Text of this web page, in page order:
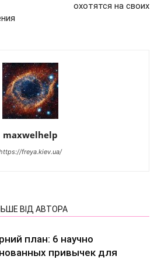
охотятся на своих
maxwelhelp
freya.kiev.ua/
ВІД АВТОРА
план: 6 научно
привычек для